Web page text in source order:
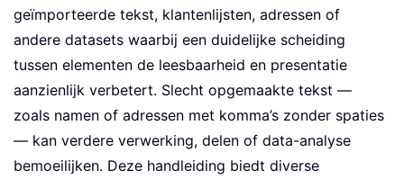
geïmporteerde tekst, klantenlijsten, adressen of
andere datasets waarbij een duidelijke scheiding
tussen elementen de leesbaarheid en presentatie
aanzienlijk verbetert. Slecht opgemaakte tekst —
zoals namen of adressen met komma’s zonder spaties
— kan verdere verwerking, delen of data-analyse
bemoeilijken. Deze handleiding biedt diverse